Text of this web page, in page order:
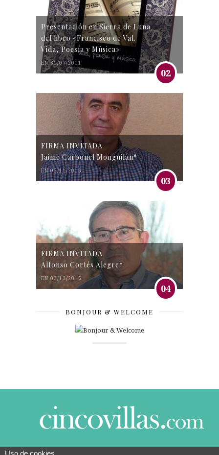
Presentación en Sierra de Luna
del libro «Francisco de Val.
Vida, Poesía y Música»
EN 31/07/2011
02
FIRMA INVITADA
Jaime Carbonel Monguilán*
EN 05/11/2016
03
FIRMA INVITADA
Alfonso Cortés Alegre*
EN 03/12/2016
04
BONJOUR & WELCOME
Uso de cookies